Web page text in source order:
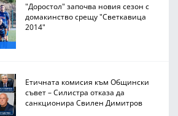
"Доростол" започва новия сезон с
домакинство срещу "Светкавица
2014"
Етичната комисия към Общински
съвет – Силистра отказа да
санкционира Свилен Димитров